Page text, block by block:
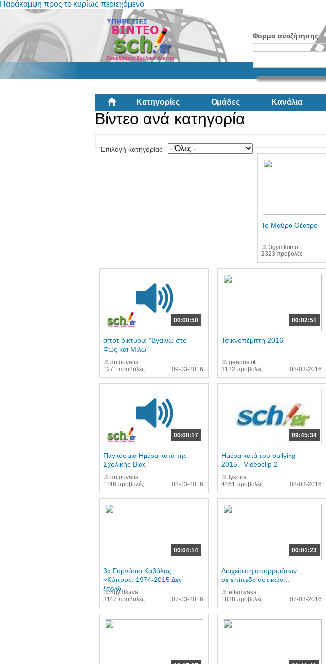
Παράκαμψη προς το κυρίως περιεχόμενο
Φόρμα αναζήτησης
Κατηγορίες Ομάδες Κανάλια
Βίντεο ανά κατηγορία
Επιλογή κατηγορίας
2323 προβολές
Το Μαύρο Θέατρο
3gymkomo
00:00:50
1271 προβολές
σποτ δικτύου: "Βγαίνω στο
Φως και Μιλώ"
dntouvalis
09-03-2016
00:02:51
3122 προβολές
Τσικνοπέμπτη 2016
geapostoli
08-03-2016
00:08:17
1146 προβολές
Παγκόσμια Ημέρα κατά της
Σχολικής Βίας
dntouvalis
08-03-2016
09:45:34
4461 προβολές
Ημέρα κατά του bullying
2015 - Videoclip 2
lykpira
08-03-2016
00:04:14
3147 προβολές
3ο Γυμνάσιο Καβάλας
«Κύπρος: 1974-2015 Δεν
ξεχνώ...
3gymkava
07-03-2016
00:01:23
1838 προβολές
Διαχείριση απορριμάτων
σε επίπεδο αστικών...
eltamvaka
07-03-2016